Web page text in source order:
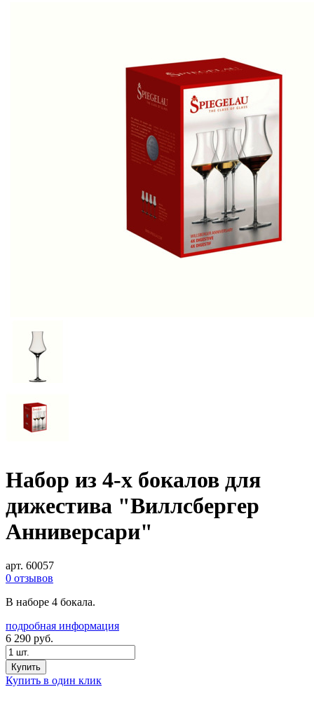
Набор из 4-х бокалов для
дижестива "Виллсбергер
Анниверсари"
арт. 60057
0 отзывов
В наборе 4 бокала.
подробная информация
6 290 руб.
Купить
Купить в один клик